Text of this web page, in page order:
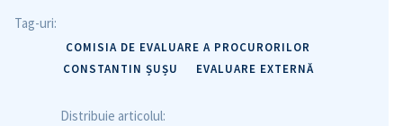
Tag-uri:
COMISIA DE EVALUARE A PROCURORILOR
CONSTANTIN ȘUȘU
EVALUARE EXTERNĂ
Distribuie articolul: